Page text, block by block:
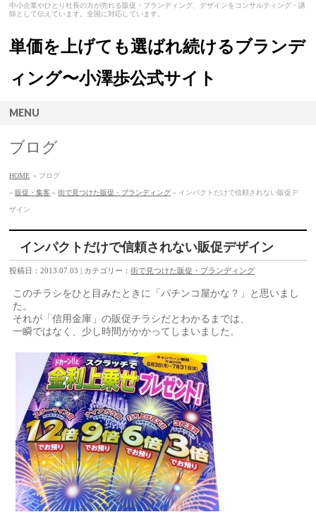
中小企業やひとり社長の方が売れる販促・ブランディング、デザインをコンサルティング・講
師として伝えています。全国に対応しています。
単価を上げても選ばれ続けるブランデ
ィング〜小澤歩公式サイト
MENU
ブログ
HOME » ブログ
» 販促・集客 »街で見つけた販促・ブランディング » インパクトだけで信頼されない販促デ
ザイン
インパクトだけで信頼されない販促デザイン
投稿日：2013.07.03 | カテゴリー：街で見つけた販促・ブランディング
このチラシをひと目みたときに「パチンコ屋かな？」と思いまし
た。
それが「信用金庫」の販促チラシだとわかるまでは、
一瞬ではなく、少し時間がかかってしまいました。